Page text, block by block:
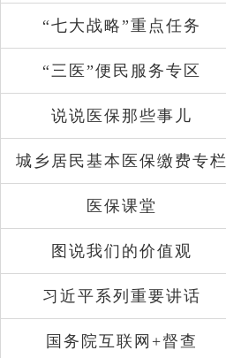
“七大战略”重点任务
“三医”便民服务专区
说说医保那些事儿
城乡居民基本医保缴费专栏
医保课堂
图说我们的价值观
习近平系列重要讲话
国务院互联网+督查